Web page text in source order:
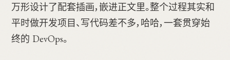
万形设计了配套插画，嵌进正文里。整个过程其实和
平时做开发项目、写代码差不多，哈哈，一套贯穿始
终的 DevOps。